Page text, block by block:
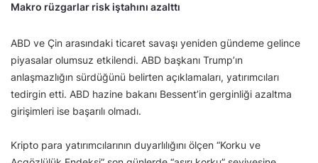
Makro rüzgarlar risk iştahını azalttı
ABD ve Çin arasındaki ticaret savaşı yeniden gündeme gelince
piyasalar olumsuz etkilendi. ABD başkanı Trump’ın
anlaşmazlığın sürdüğünü belirten açıklamaları, yatırımcıları
tedirgin etti. ABD hazine bakanı Bessent’in gerginliği azaltma
girişimleri ise başarılı olmadı.
Kripto para yatırımcılarının duyarlılığını ölçen “Korku ve